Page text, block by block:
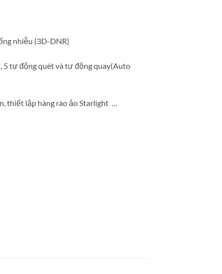
nhiễu (3D-DNR)
5 tự động quét và tự động quay(Auto
thiết lập hàng rào ảo Starlight …